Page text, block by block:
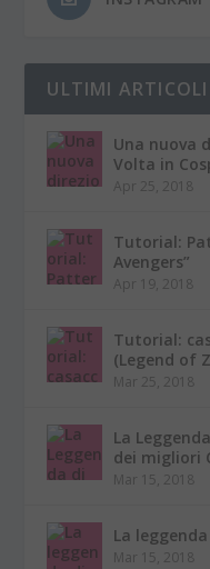
ULTIMI ARTICOLI
Una nuova
Volta in
Apr 25, 2018
Tutorial:
Avengers”
Apr 19, 2018
Tutorial:
(Legend of
Mar 25, 2018
La
dei migliori
Mar 15, 2018
La
Mar 15, 2018